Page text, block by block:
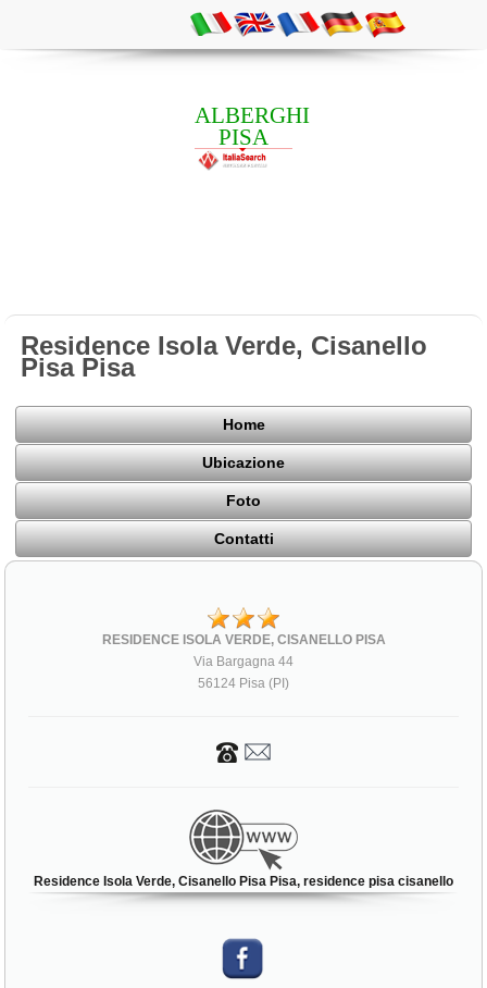
ALBERGHI
PISA
Residence Isola Verde, Cisanello
Pisa Pisa
Home
Ubicazione
Foto
Contatti
RESIDENCE ISOLA VERDE, CISANELLO PISA
Via Bargagna 44
56124 Pisa (PI)
Residence Isola Verde, Cisanello Pisa Pisa, residence pisa cisanello